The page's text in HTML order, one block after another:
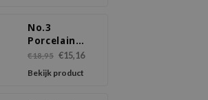
No.3
Porcelain
Base-skip
Tone Up Beige
SPF 50+
€18,95 €15,16
Bekijk product